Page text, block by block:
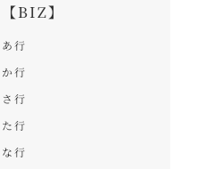
【BIZ】
あ行
か行
さ行
た行
な行